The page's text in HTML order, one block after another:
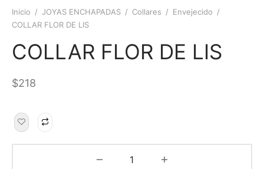
Inicio / JOYAS ENCHAPADAS / Collares / Envejecido /
COLLAR FLOR DE LIS
COLLAR FLOR DE LIS
$218